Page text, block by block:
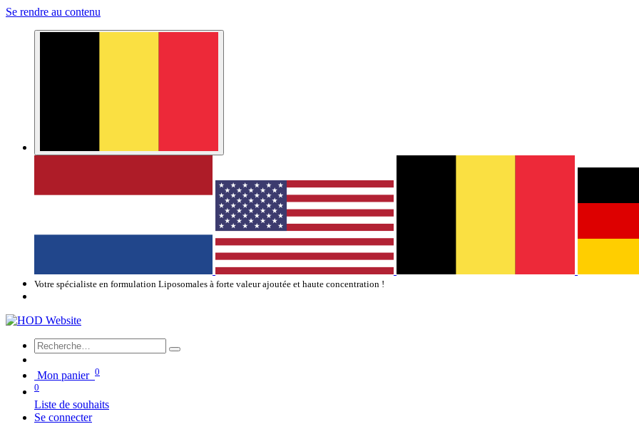
Se rendre au contenu
Votre spécialiste en formulation Liposomales à forte valeur ajoutée et haute concentration !
Mon panier 0
0
Liste de souhaits
Se connecter